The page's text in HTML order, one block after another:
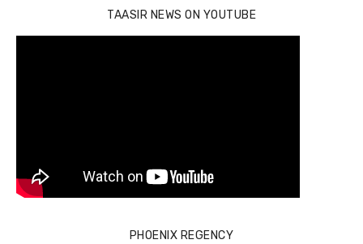
TAASIR NEWS ON YOUTUBE
PHOENIX REGENCY